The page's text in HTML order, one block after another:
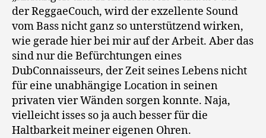
der ReggaeCouch, wird der exzellente Sound
vom Bass nicht ganz so unterstützend wirken,
wie gerade hier bei mir auf der Arbeit. Aber das
sind nur die Befürchtungen eines
DubConnaisseurs, der Zeit seines Lebens nicht
für eine unabhängige Location in seinen
privaten vier Wänden sorgen konnte. Naja,
vielleicht isses so ja auch besser für die
Haltbarkeit meiner eigenen Ohren.